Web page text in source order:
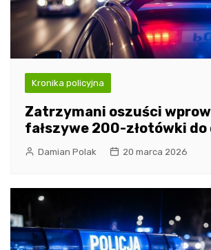
Kronika policyjna
Zatrzymani oszuści
fałszywe 200-złotówki do
Damian Polak 20 marca 2026